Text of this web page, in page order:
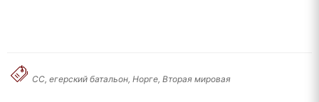
СС, егерский батальон, Норге, Вторая мировая